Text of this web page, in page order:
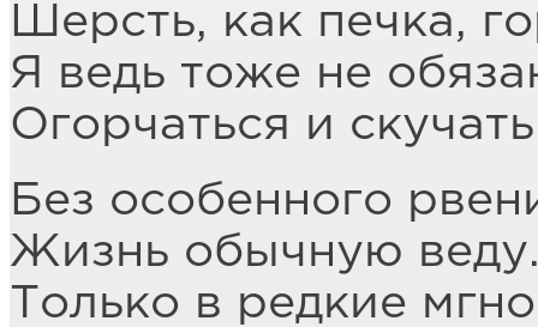
Шерсть, как печка,
Я ведь тоже не
Огорчаться и
Без особенного
Жизнь обычную
Только в редкие